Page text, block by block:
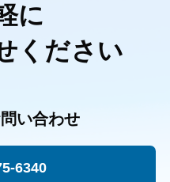
に
ください
い合わせ
6340